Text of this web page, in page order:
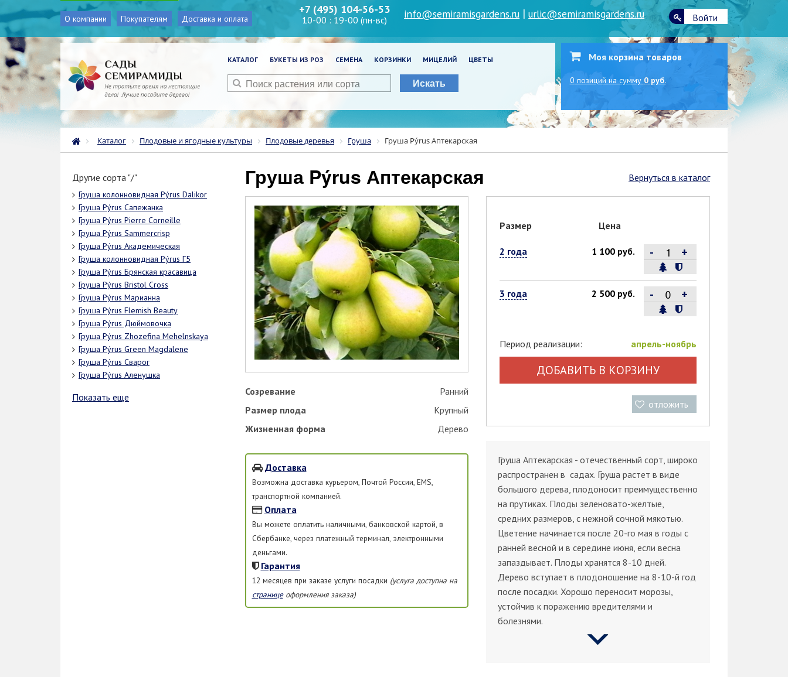
О компании Покупателям Доставка и оплата
+7 (495) 104-56-53
10-00 : 19-00 (пн-вс) info@semiramisgardens.ru |urlic@semiramisgardens.ru Войти
КАТАЛОГ БУКЕТЫ ИЗ РОЗ СЕМЕНА КОРЗИНКИ МИЦЕЛИЙ ЦВЕТЫ
Искать
Моя корзина товаров
0 позиций на сумму 0 руб.
Каталог Плодовые и ягодные культуры Плодовые деревья Груша Груша Pýrus Аптекарская
Другие сорта "/"
Груша колонновидная Pýrus Dalikor
Груша Pýrus Сапежанка
Груша Pýrus Pierre Corneille
Груша Pýrus Sammercrisp
Груша Pýrus Академическая
Груша колонновидная Pýrus Г5
Груша Pýrus Брянская красавица
Груша Pýrus Bristol Cross
Груша Pýrus Марианна
Груша Pýrus Flemish Beauty
Груша Pýrus Дюймовочка
Груша Pýrus Zhozefina Mehelnskaya
Груша Pýrus Green Magdalene
Груша Pýrus Сварог
Груша Pýrus Аленушка
Показать еще
Вернуться в каталог
Груша Pýrus Аптекарская
Созревание
Ранний
Размер плода
Крупный
Жизненная форма
Дерево
Доставка
Возможна доставка курьером, Почтой России, EMS,
транспортной компанией.
Оплата
Вы можете оплатить наличными, банковской картой, в
Сбербанке, через платежный терминал, электронными
деньгами.
Гарантия
12 месяцев при заказе услуги посадки (услуга доступна на
страницеоформления заказа)
Размер Цена
2 года 1 100 руб. - +
3 года 2 500 руб. - +
Период реализации: апрель-ноябрь
ДОБАВИТЬ В КОРЗИНУ
отложить
Груша Аптекарская - отечественный сорт, широко
распространен в садах. Груша растет в виде
большого дерева, плодоносит преимущественно
на прутиках. Плоды зеленовато-желтые,
средних размеров, с нежной сочной мякотью.
Цветение начинается после 20-го мая в годы с
ранней весной и в середине июня, если весна
запаздывает. Плоды хранятся 8-10 дней.
Дерево вступает в плодоношение на 8-10-й год
после посадки. Хорошо переносит морозы,
устойчив к поражению вредителями и
болезнями.